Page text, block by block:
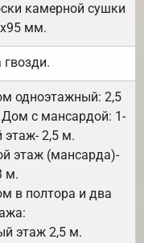
камерной сушки
мм.
гвозди.
одноэтажный: 2,5
с мансардой: 1-
этаж- 2,5 м.
этаж (мансарда)-
м.
в полтора и два
этаж 2,5 м.